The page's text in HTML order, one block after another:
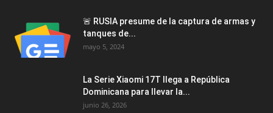
🚨 RUSIA presume de la captura de armas y
tanques de...
mayo 5, 2024
La Serie Xiaomi 17T llega a República
Dominicana para llevar la...
junio 26, 2026